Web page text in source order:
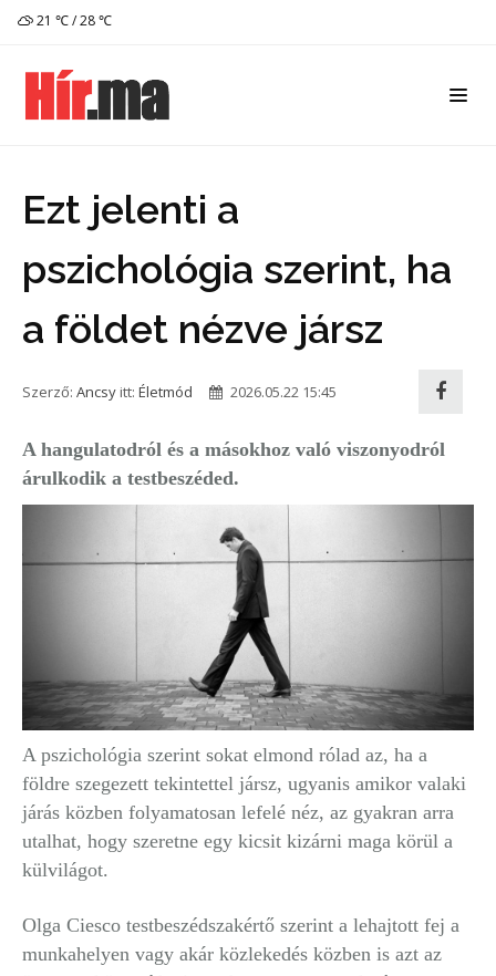
21 ℃ / 28 ℃
Ezt jelenti a
pszichológia szerint, ha
a földet nézve jársz
Szerző: Ancsy itt: Életmód 2026.05.22 15:45
A hangulatodról és a másokhoz való viszonyodról
árulkodik a testbeszéded.
A pszichológia szerint sokat elmond rólad az, ha a
földre szegezett tekintettel jársz, ugyanis amikor valaki
járás közben folyamatosan lefelé néz, az gyakran arra
utalhat, hogy szeretne egy kicsit kizárni maga körül a
külvilágot.
Olga Ciesco testbeszédszakértő szerint a lehajtott fej a
munkahelyen vagy akár közlekedés közben is azt az